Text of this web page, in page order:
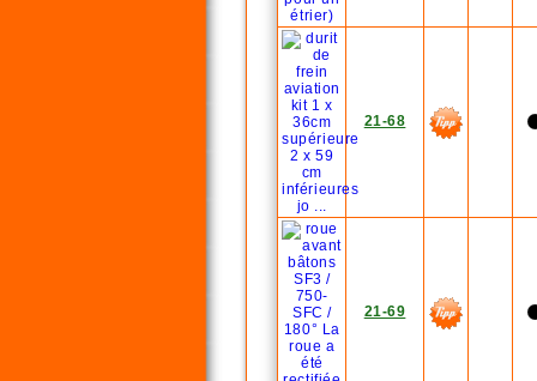
21-68
21-69